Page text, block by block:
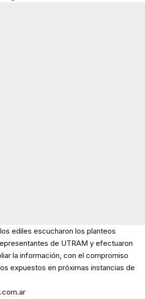
ediles escucharon los planteos
de UTRAM y efectuaron
la información, con el compromiso
expuestos en próximas instancias de